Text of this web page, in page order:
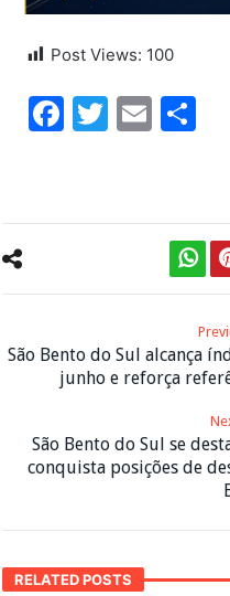
Post Views: 100
Facebook
Twitter
Email
São Bento do Sul alcança
junho e reforça
São Bento do Sul se
conquista posições de
RELATED POSTS